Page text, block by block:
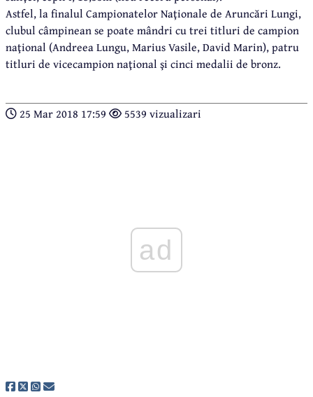
Astfel, la finalul Campionatelor Naţionale de Aruncări Lungi,
clubul câmpinean se poate mândri cu trei titluri de campion
naţional (Andreea Lungu, Marius Vasile, David Marin), patru
titluri de vicecampion naţional şi cinci medalii de bronz.
25 Mar 2018 17:59 5539 vizualizari
ad